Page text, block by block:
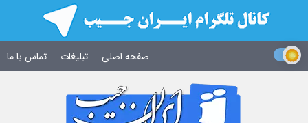
صفحه اصلی تبلیغات تماس با ما